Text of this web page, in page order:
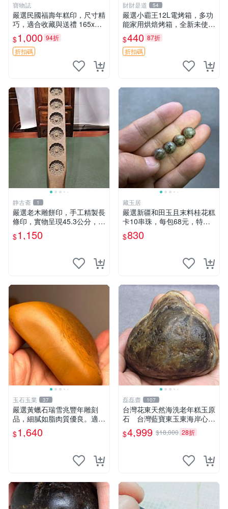
寶物誌
嚴選民國福壽年糕印，尺寸精
巧，適合收藏與送禮 165x7
公分 福祿印 年節禮物
$1,000 94折
折扣碼
財財是道 54
嚴選小霸王12L電烤箱，多功
能家用烘焙烤箱，全新未使
用，適合蛋糕披薩面包肉類，
全自動溫控調節，附配件齊全
迷你電烤箱 小型烤箱 電烤箱
$440 87折
折扣碼
静古斋 1
嚴選老木雕餅印，手工精製長
條印，實物呈現45.3公分，適
合收藏與使用 糕點 印章
$1,150
藏玉居
嚴選新疆和田玉且末料桂花糕
卡10串珠，每包68元，特色
獨特花色適合收藏。 桂花糕
卡 10 卡 玉石珠
$830
玉石玉業 37
嚴選黃蠟石瑞雪兆豐年雕刻
品，細膩如脂肉質優良。適合
收藏與擺放。 瑞雪兆豐年 黃
蠟石 雕刻品
$1,640
磊磊齋 107
台灣花東天然海洗老年糕玉原
石 台灣藍寶東玉東海岸心臟
石黑年糕玉血絲血絲玉髓秀姑
玉鳳梨芋仔玉石雕茶盤石雕龜
$4,999 $18,000 28折